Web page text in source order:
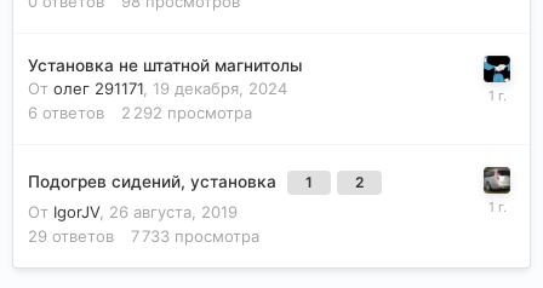
Установка не штатной магнитолы
От олег 291171, 19 декабря, 2024
6 ответов 2 292 просмотра
Подогрев сидений, установка 1 2
От IgorJV, 26 августа, 2019
29 ответов 7 733 просмотра